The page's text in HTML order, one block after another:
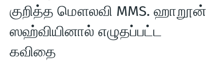
குறித்த மௌலவி MMS. ஹாறூன்
ஸஹ்வியினால் எழுதப்பட்ட
கவிதை